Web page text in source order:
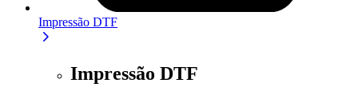
Impressão DTF
Impressão DTF